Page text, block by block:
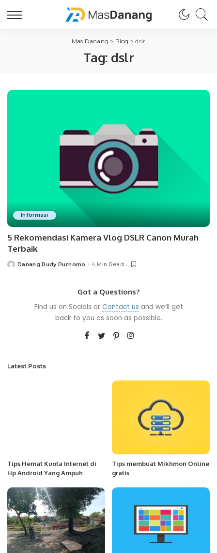
Mas Danang > Blog >dslr
Tag: dslr
Informasi
5 Rekomendasi Kamera Vlog DSLR Canon Murah
Terbaik
PostedDanang Rudy Purnomo 4 Min Read
Got a Questions?
Find us on Socials or Contact us and we’ll get
back to you as soon as possible.
Latest Posts
Tips Hemat Kuota Internet di
Hp Android Yang Ampuh
Tips membuat Mikhmon Online
gratis